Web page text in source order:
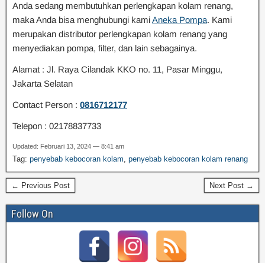
Anda sedang membutuhkan perlengkapan kolam renang,
maka Anda bisa menghubungi kamiAneka Pompa. Kami
merupakan distributor perlengkapan kolam renang yang
menyediakan pompa, filter, dan lain sebagainya.
Alamat : Jl. Raya Cilandak KKO no. 11, Pasar Minggu,
Jakarta Selatan
Contact Person : 0816712177
Telepon : 02178837733
Updated: Februari 13, 2024 — 8:41 am
Tag: penyebab kebocoran kolam, penyebab kebocoran kolam renang
← Previous Post Next Post →
Follow On